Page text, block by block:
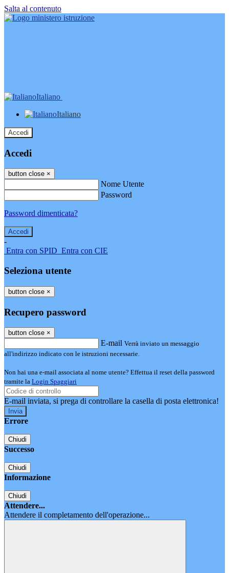
Salta al contenuto
Italiano
Italiano
Accedi
Accedi
button close ×
Nome Utente
Password
Password dimenticata?
-
Entra con SPID Entra con CIE
Seleziona utente
button close ×
Recupero password
button close ×
E-mail Verrà inviato un messaggio
all'indirizzo indicato con le istruzioni necessarie.
Non hai una e-mail associata al nome utente? Effettua il reset della password
tramite la Login Spaggiari
E-mail inviata, si prega di controllare la casella di posta elettronica!
Errore
Chiudi
Successo
Chiudi
Informazione
Chiudi
Attendere...
Attendere il completamento dell'operazione...